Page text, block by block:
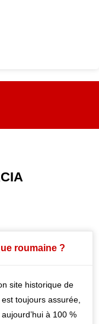
roumaine ?
site historique de
toujours assurée,
à 100 %